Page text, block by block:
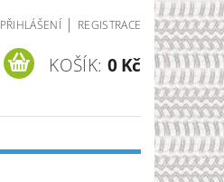
PŘIHLÁŠENÍ | REGISTRACE
KOŠÍK: 0 Kč